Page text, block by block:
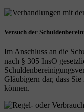
Versuch der
Im Anschluss an die
nach § 305 InsO
Gläubigern dar, dass
können.